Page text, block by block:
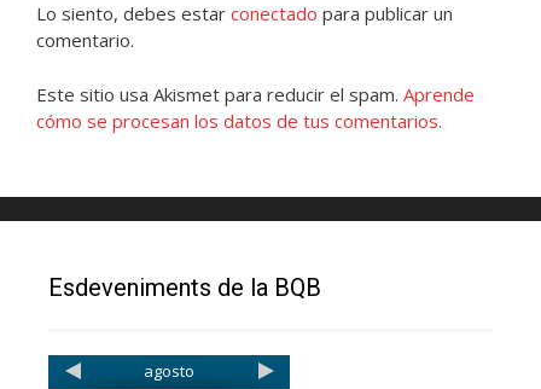
Lo siento, debes estar conectado para publicar un
comentario.
Este sitio usa Akismet para reducir el spam. Aprende
cómo se procesan los datos de tus comentarios.
Esdeveniments de la BQB
agosto